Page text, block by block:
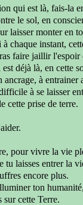
qui est là, fais-la
le sol, en
laisser monter en
à chaque instant,
faire jaillir l'espoir
déjà là, en cette
ancrage, à entrainer
à se laisser
cette prise de terre.
pour vivre la vie
tu laisses entrer la
encore plus.
ton humanité,
sur cette Terre.